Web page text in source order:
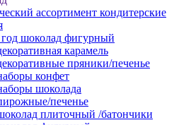
ассортимент кондитерские
шоколад фигурный
карамель
пряники/печенье
конфет
шоколада
печенье
плиточный /батончики